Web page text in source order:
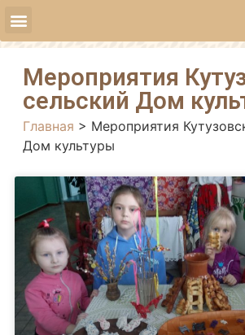
Мероприятия
сельский Дом
Главная > Мероприятия
Дом культуры